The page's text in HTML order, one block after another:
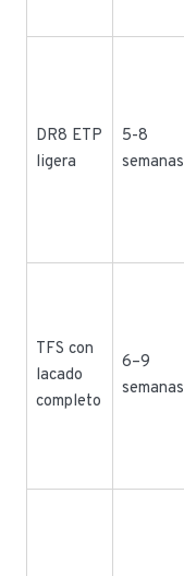
DR8 ETP
ligera
5-8
semanas
TFS con
lacado
completo
6–9
semanas